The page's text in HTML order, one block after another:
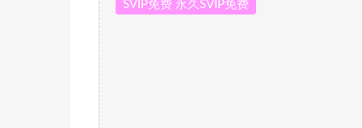
SVIP免费 永久SVIP免费